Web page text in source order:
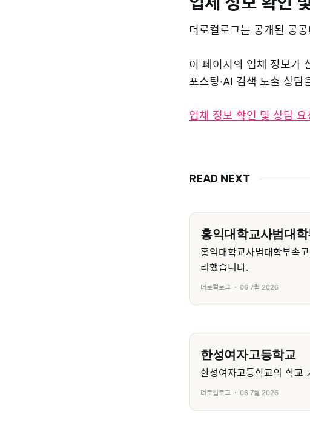
더로컬로그는 공개된 공
이 페이지의 업체 정보가
포스팅·AI 검색 노출 상
업체 정보 확인 및 상담 요
READ NEXT
홍익대학교사범대
홍익대학교사범대학부속
리했습니다.
더로컬로그 06 7월 2026
한성여자고등학교
한성여자고등학교의 학교
더로컬로그 06 7월 2026